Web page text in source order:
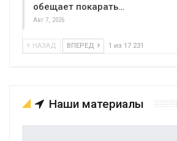
обещает покарать…
Авг 7, 2026
НАЗАД ВПЕРЕД 1 из 17 231
Наши материалы